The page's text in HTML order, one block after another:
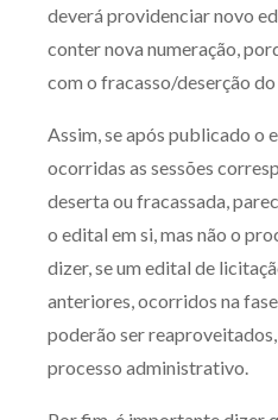
deverá providenciar novo
conter nova numeração,
com o fracasso/deserção
Assim, se após publicado o
ocorridas as sessões
deserta ou fracassada,
o edital em si, mas não o
dizer, se um edital de
anteriores, ocorridos na
poderão ser
processo administrativo.